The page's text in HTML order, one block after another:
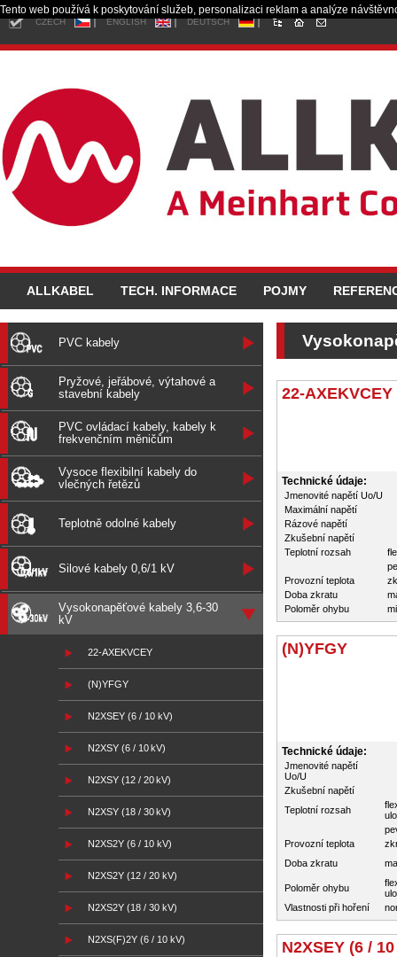
CZECH ENGLISH DEUTSCH
ALLKABEL TECH. INFORMACE POJMY
PVC kabely
Pryžové, jeřábové, výtahové a
stavební kabely
PVC ovládací kabely, kabely k
frekvenčním měničům
Vysoce flexibilní kabely do
vlečných řetězů
Teplotně odolné kabely
Silové kabely 0,6/1 kV
Vysokonapěťové kabely 3,6-30
kV
22-AXEKVCEY
(N)YFGY
N2XSEY (6 / 10 kV)
N2XSY (6 / 10 kV)
N2XSY (12 / 20 kV)
N2XSY (18 / 30 kV)
N2XS2Y (6 / 10 kV)
N2XS2Y (12 / 20 kV)
N2XS2Y (18 / 30 kV)
N2XS(F)2Y (6 / 10 kV)
22-AXEKVCEY
Technické údaje:
Jmenovité napětí Uo/U
Maximální napětí
Rázové napětí
Zkušební napětí
Teplotní rozsah
Provozní teplota
Doba zkratu
Poloměr ohybu
(N)YFGY
Technické údaje:
Jmenovité napětí
Uo/U
Zkušební napětí
Teplotní rozsah
Provozní teplota
Doba zkratu
Poloměr ohybu
Vlastnosti při hoření
N2XSEY (6 /
Tento web používá k poskytování služeb, personalizaci reklam a analýze